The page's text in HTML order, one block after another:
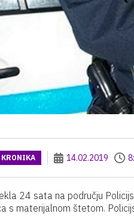
KRONIKA 14.02.2019
24 sata na području
s materijalnom štetom.